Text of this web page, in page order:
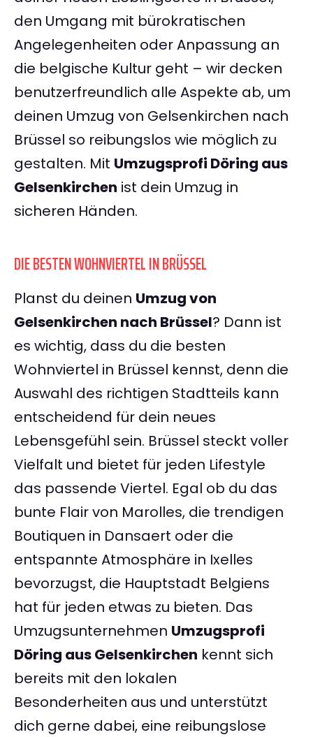
den Umgang mit bürokratischen
Angelegenheiten oder Anpassung an
die belgische Kultur geht – wir decken
benutzerfreundlich alle Aspekte ab, um
deinen Umzug von Gelsenkirchen nach
Brüssel so reibungslos wie möglich zu
gestalten. Mit Umzugsprofi Döring aus
Gelsenkirchen ist dein Umzug in
sicheren Händen.
DIE BESTEN WOHNVIERTEL IN BRÜSSEL
Planst du deinen Umzug von
Gelsenkirchen nach Brüssel? Dann ist
es wichtig, dass du die besten
Wohnviertel in Brüssel kennst, denn die
Auswahl des richtigen Stadtteils kann
entscheidend für dein neues
Lebensgefühl sein. Brüssel steckt voller
Vielfalt und bietet für jeden Lifestyle
das passende Viertel. Egal ob du das
bunte Flair von Marolles, die trendigen
Boutiquen in Dansaert oder die
entspannte Atmosphäre in Ixelles
bevorzugst, die Hauptstadt Belgiens
hat für jeden etwas zu bieten. Das
Umzugsunternehmen Umzugsprofi
Döring aus Gelsenkirchen kennt sich
bereits mit den lokalen
Besonderheiten aus und unterstützt
dich gerne dabei, eine reibungslose